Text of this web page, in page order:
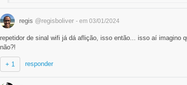
regis @regisboliver - em 03/01/2024
repetidor de sinal wifi já dá aflição, isso então... isso aí imagino
não?!
+ 1 responder